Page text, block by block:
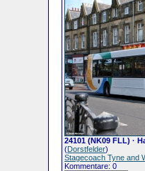
24101 (NK09 FLL) ·
(Dorstfelder)
Stagecoach Tyne and
Kommentare: 0